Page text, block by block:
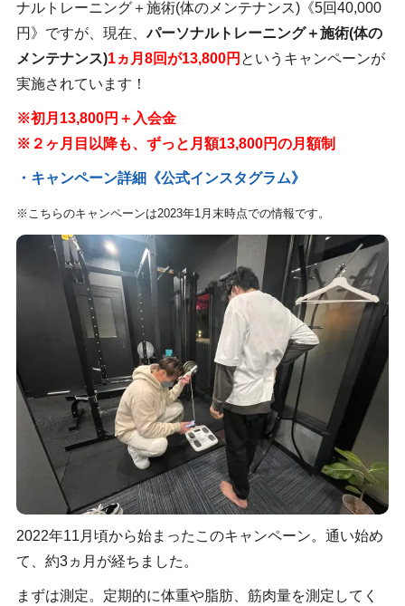
ナルトレーニング＋施術(体のメンテナンス)《5回40,000
円》ですが、現在、パーソナルトレーニング＋施術(体の
メンテナンス)1ヵ月8回が13,800円 というキャンペーンが
実施されています！
※初月13,800円＋入会金
※２ヶ月目以降も、ずっと月額13,800円の月額制
・キャンペーン詳細《公式インスタグラム》
※こちらのキャンペーンは2023年1月末時点での情報です。
2022年11月頃から始まったこのキャンペーン。通い始め
て、約3ヵ月が経ちました。
まずは測定。定期的に体重や脂肪、筋肉量を測定してく